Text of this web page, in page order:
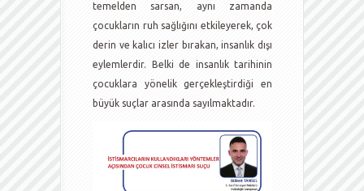
temelden sarsan, aynı zamanda
çocukların ruh sağlığını etkileyerek, çok
derin ve kalıcı izler bırakan, insanlık dışı
eylemlerdir. Belki de insanlık tarihinin
çocuklara yönelik gerçekleştirdiği en
büyük suçlar arasında sayılmaktadır.